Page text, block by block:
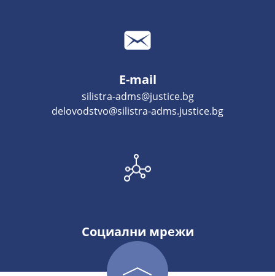
E-mail
silistra-adms@justice.bg
delovodstvo@silistra-adms.justice.bg
Социални мрежи